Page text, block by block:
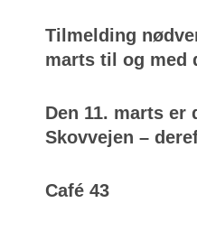
Tilmelding
marts til og med
Den 11. marts er
Skovvejen –
Café 43